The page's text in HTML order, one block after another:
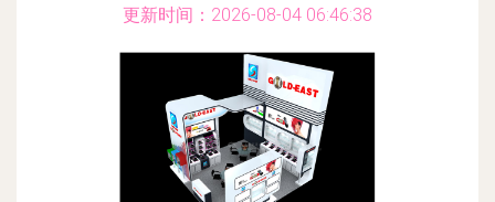
更新时间：2026-08-04 06:46:38